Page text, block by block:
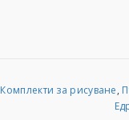
Комплекти за рисуване,